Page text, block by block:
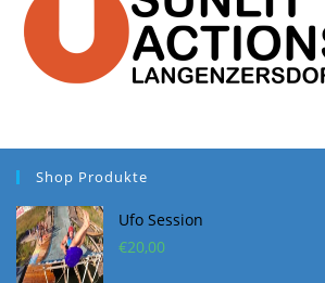
Shop Produkte
Ufo Session
€20,00